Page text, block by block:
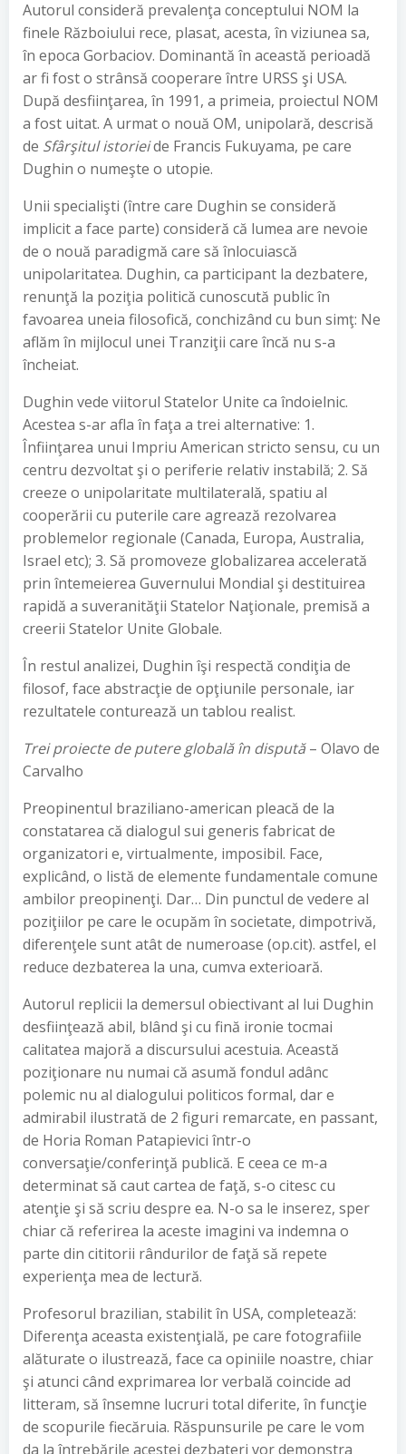
Autorul consideră prevalenţa conceptului NOM la
finele Războiului rece, plasat, acesta, în viziunea sa,
în epoca Gorbaciov. Dominantă în această perioadă
ar fi fost o strânsă cooperare între URSS şi USA.
După desfiinţarea, în 1991, a primeia, proiectul NOM
a fost uitat. A urmat o nouă OM, unipolară, descrisă
de Sfârşitul istorieide Francis Fukuyama, pe care
Dughin o numeşte o utopie.
Unii specialişti (între care Dughin se consideră
implicit a face parte) consideră că lumea are nevoie
de o nouă paradigmă care să înlocuiască
unipolaritatea. Dughin, ca participant la dezbatere,
renunţă la poziţia politică cunoscută public în
favoarea uneia filosofică, conchizând cu bun simţ: Ne
aflăm în mijlocul unei Tranziţii care încă nu s-a
încheiat.
Dughin vede viitorul Statelor Unite ca îndoielnic.
Acestea s-ar afla în faţa a trei alternative: 1.
Înfiinţarea unui Impriu American stricto sensu, cu un
centru dezvoltat şi o periferie relativ instabilă; 2. Să
creeze o unipolaritate multilaterală, spatiu al
cooperării cu puterile care agrează rezolvarea
problemelor regionale (Canada, Europa, Australia,
Israel etc); 3. Să promoveze globalizarea accelerată
prin întemeierea Guvernului Mondial şi destituirea
rapidă a suveranităţii Statelor Naţionale, premisă a
creerii Statelor Unite Globale.
În restul analizei, Dughin îşi respectă condiţia de
filosof, face abstracţie de opţiunile personale, iar
rezultatele conturează un tablou realist.
Trei proiecte de putere globală în dispută– Olavo de
Carvalho
Preopinentul braziliano-american pleacă de la
constatarea că dialogul sui generis fabricat de
organizatori e, virtualmente, imposibil. Face,
explicând, o listă de elemente fundamentale comune
ambilor preopinenţi. Dar… Din punctul de vedere al
poziţiilor pe care le ocupăm în societate, dimpotrivă,
diferenţele sunt atât de numeroase (op.cit). astfel, el
reduce dezbaterea la una, cumva exterioară.
Autorul replicii la demersul obiectivant al lui Dughin
desfiinţează abil, blând şi cu fină ironie tocmai
calitatea majoră a discursului acestuia. Această
poziţionare nu numai că asumă fondul adânc
polemic nu al dialogului politicos formal, dar e
admirabil ilustrată de 2 figuri remarcate, en passant,
de Horia Roman Patapievici într-o
conversaţie/conferinţă publică. E ceea ce m-a
determinat să caut cartea de faţă, s-o citesc cu
atenţie şi să scriu despre ea. N-o sa le inserez, sper
chiar că referirea la aceste imagini va indemna o
parte din cititorii rândurilor de faţă să repete
experienţa mea de lectură.
Profesorul brazilian, stabilit în USA, completează:
Diferenţa aceasta existenţială, pe care fotografiile
alăturate o ilustrează, face ca opiniile noastre, chiar
şi atunci când exprimarea lor verbală coincide ad
litteram, să însemne lucruri total diferite, în funcţie
de scopurile fiecăruia. Răspunsurile pe care le vom
da la întrebările acestei dezbateri vor demonstra